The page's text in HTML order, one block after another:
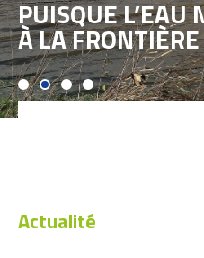
PUISQUE L’EAU
À LA FRONTIÈRE
Actualité